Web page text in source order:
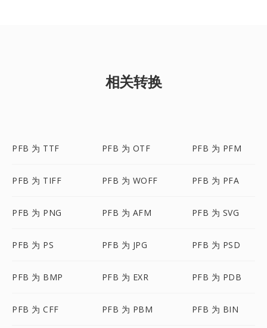
相关转换
PFB 为 TTF PFB 为 OTF PFB 为 PFM
PFB 为 TIFF PFB 为 WOFF PFB 为 PFA
PFB 为 PNG PFB 为 AFM PFB 为 SVG
PFB 为 PS PFB 为 JPG PFB 为 PSD
PFB 为 BMP PFB 为 EXR PFB 为 PDB
PFB 为 CFF PFB 为 PBM PFB 为 BIN